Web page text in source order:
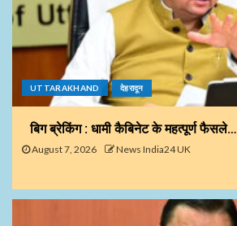
UTTARAKHAND देहरादून
बिग ब्रेकिंग : धामी कैबिनेट के महत्पूर्ण फैसले…
August 7, 2026 News India24 UK